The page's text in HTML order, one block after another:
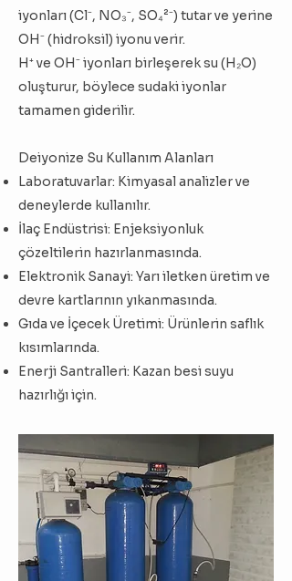
iyonları (Cl⁻, NO₃⁻, SO₄²⁻) tutar ve yerine
OH⁻ (hidroksil) iyonu verir.
H⁺ ve OH⁻ iyonları birleşerek su (H₂O)
oluşturur, böylece sudaki iyonlar
tamamen giderilir.
Deiyonize Su Kullanım Alanları
Laboratuvarlar: Kimyasal analizler ve
deneylerde kullanılır.
İlaç Endüstrisi: Enjeksiyonluk
çözeltilerin hazırlanmasında.
Elektronik Sanayi: Yarı iletken üretim ve
devre kartlarının yıkanmasında.
Gıda ve İçecek Üretimi: Ürünlerin saflık
kısımlarında.
Enerji Santralleri: Kazan besi suyu
hazırlığı için.